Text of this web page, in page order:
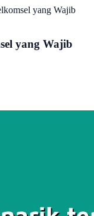
yang Wajib
yang Wajib